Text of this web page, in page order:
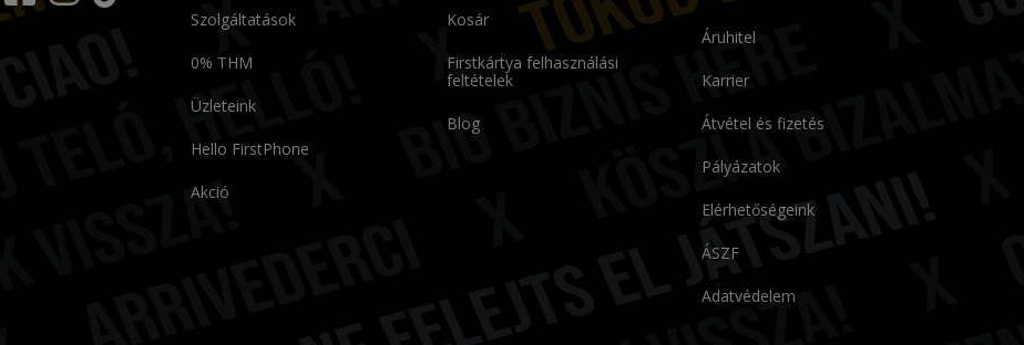
Szolgáltatások
0% THM
Üzleteink
Hello FirstPhone
Akció
Kosár
Firstkártya felhasználási
feltételek
Blog
Áruhitel
Karrier
Átvétel és fizetés
Pályázatok
Elérhetőségeink
ÁSZF
Adatvédelem